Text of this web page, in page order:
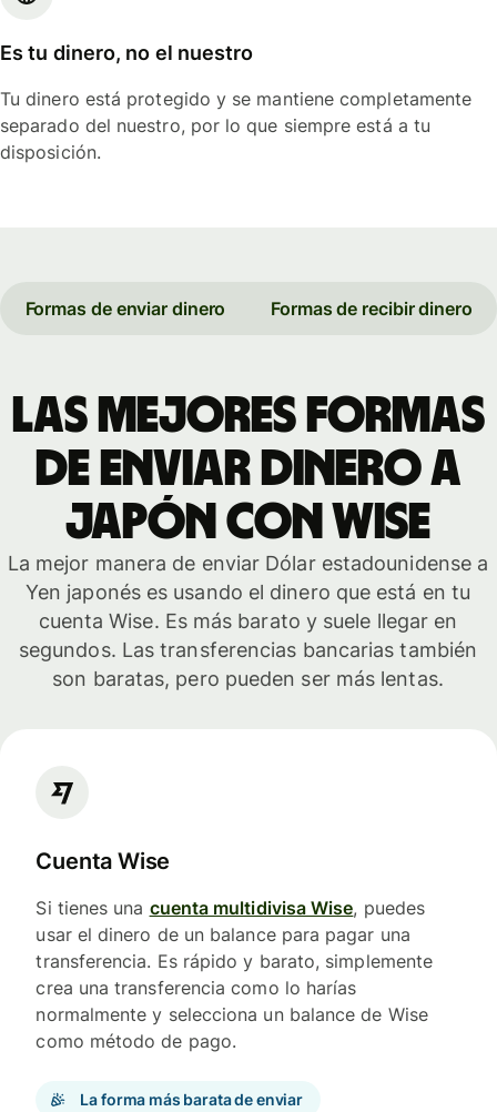
Es tu dinero, no el nuestro
Tu dinero está protegido y se mantiene completamente
separado del nuestro, por lo que siempre está a tu
disposición.
Formas de enviar dinero Formas de recibir dinero
Las mejores formas
de enviar dinero a
Japón con Wise
La mejor manera de enviar Dólar estadounidense a
Yen japonés es usando el dinero que está en tu
cuenta Wise. Es más barato y suele llegar en
segundos. Las transferencias bancarias también
son baratas, pero pueden ser más lentas.
Cuenta Wise
Si tienes una cuenta multidivisa Wise, puedes
usar el dinero de un balance para pagar una
transferencia. Es rápido y barato, simplemente
crea una transferencia como lo harías
normalmente y selecciona un balance de Wise
como método de pago.
La forma más barata de enviar